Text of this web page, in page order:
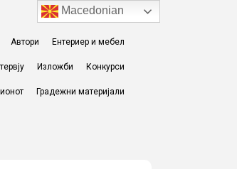
Автори Ентериер и мебел
Изложби Конкурси
Градежни материјали
Macedonian